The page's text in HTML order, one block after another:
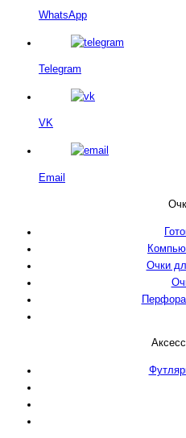
WhatsApp
Telegram
VK
Email
Очки